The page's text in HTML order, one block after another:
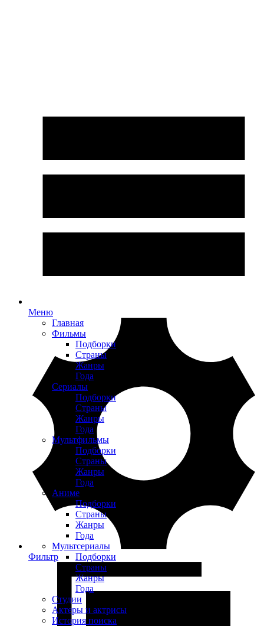
Меню
Главная
Фильмы
Подборки
Страны
Жанры
Года
Сериалы
Подборки
Страны
Жанры
Года
Мультфильмы
Подборки
Страны
Жанры
Года
Аниме
Подборки
Страны
Жанры
Года
Мультсериалы
Подборки
Страны
Жанры
Года
Студии
Актеры и актрисы
История поиска
Фильтр